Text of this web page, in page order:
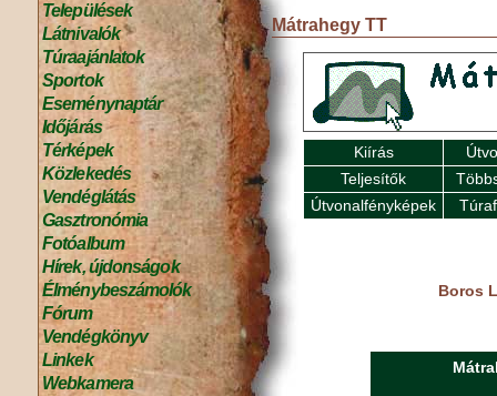
Települések
Látnivalók
Túraajánlatok
Sportok
Eseménynaptár
Időjárás
Térképek
Közlekedés
Vendéglátás
Gasztronómia
Fotóalbum
Hírek, újdonságok
Élménybeszámolók
Fórum
Vendégkönyv
Linkek
Webkamera
Mátrahegy TT
Kiírás
Teljesítők
Útvonalfényképek
Boros